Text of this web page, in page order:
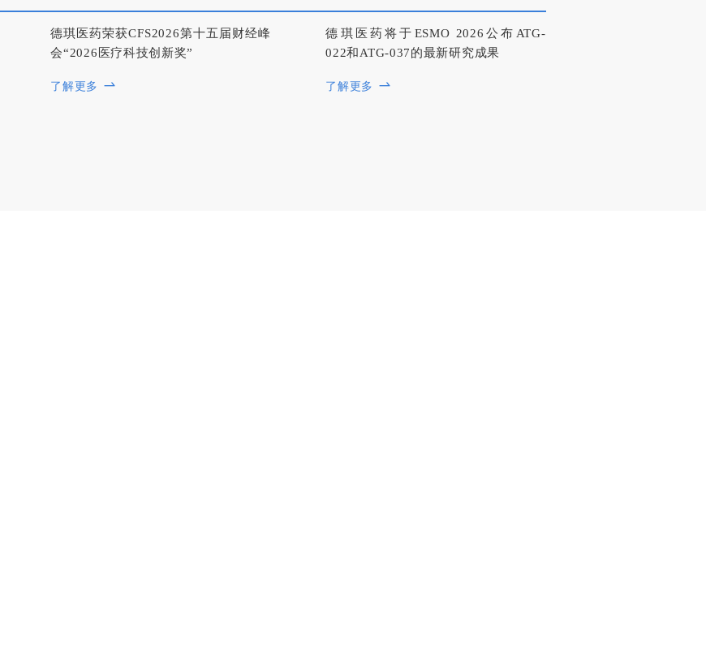
德琪医药荣获CFS2026第十五届财经峰
会“2026医疗科技创新奖”
了解更多
德琪医药将于ESMO 2026公布ATG-
022和ATG-037的最新研究成果
了解更多